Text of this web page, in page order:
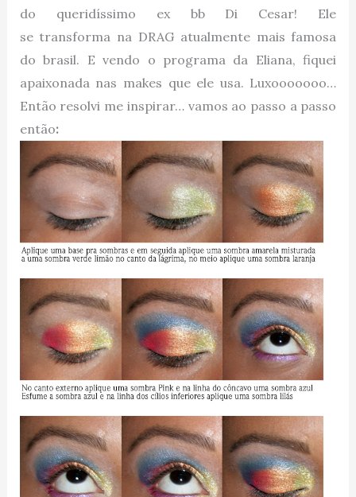
do queridíssimo ex bb Di Cesar! Ele
se transforma na DRAG atualmente mais famosa
do brasil. E vendo o programa da Eliana, fiquei
apaixonada nas makes que ele usa. Luxooooooo…
Então resolvi me inspirar… vamos ao passo a passo
então: